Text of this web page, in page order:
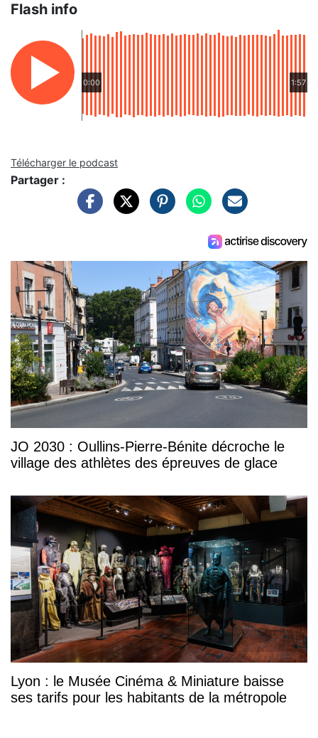
Flash info
0:00 1:57
Télécharger le podcast
Partager :
JO 2030 : Oullins-Pierre-Bénite décroche le
village des athlètes des épreuves de glace
Lyon : le Musée Cinéma & Miniature baisse
ses tarifs pour les habitants de la métropole